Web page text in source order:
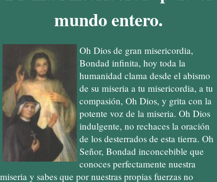
mundo entero.
Oh Dios de gran misericordia,
Bondad infinita, hoy toda la
humanidad clama desde el abismo
de su miseria a tu misericordia, a tu
compasión, Oh Dios, y grita con la
potente voz de la miseria. Oh Dios
indulgente, no rechaces la oración
de los desterrados de esta tierra. Oh
Señor, Bondad inconcebible que
conoces perfectamente nuestra
miseria y sabes que por nuestras propias fuerzas no